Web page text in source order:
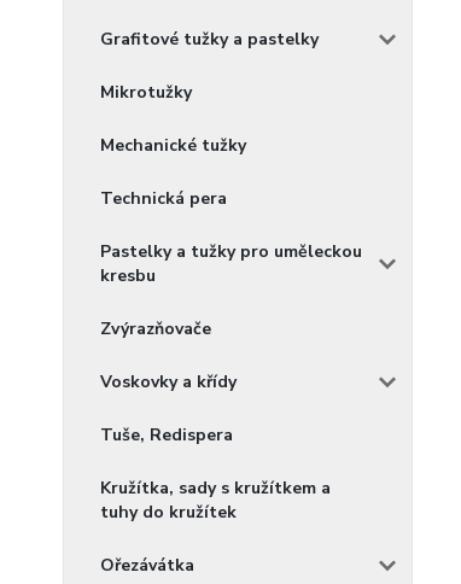
Grafitové tužky a pastelky
Mikrotužky
Mechanické tužky
Technická pera
Pastelky a tužky pro uměleckou
kresbu
Zvýrazňovače
Voskovky a křídy
Tuše, Redispera
Kružítka, sady s kružítkem a
tuhy do kružítek
Ořezávátka